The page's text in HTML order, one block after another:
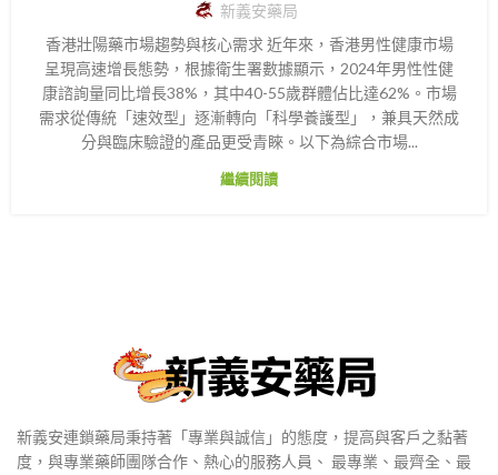
新義安藥局
香港壯陽藥市場趨勢與核心需求 近年來，香港男性健康市場
呈現高速增長態勢，根據衛生署數據顯示，2024年男性性健
康諮詢量同比增長38%，其中40-55歲群體佔比達62%。市場
需求從傳統「速效型」逐漸轉向「科學養護型」，兼具天然成
分與臨床驗證的產品更受青睞。以下為綜合市場...
繼續閱讀
新義安連鎖藥局秉持著「專業與誠信」的態度，提高與客戶之黏著
度，與專業藥師團隊合作、熱心的服務人員、 最專業、最齊全、最